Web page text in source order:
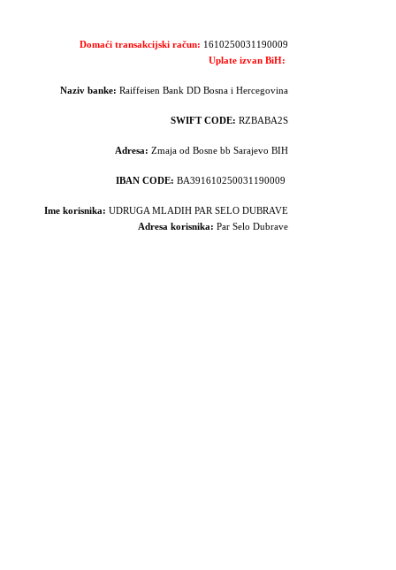
Domaći transakcijski račun: 1610250031190009
Uplate izvan BiH:
Naziv banke: Raiffeisen Bank DD Bosna i Hercegovina
SWIFT CODE: RZBABA2S
Adresa:Zmaja od Bosne bb Sarajevo BIH
IBAN CODE: BA391610250031190009
Ime korisnika: UDRUGA MLADIH PAR SELO DUBRAVE
Adresa korisnika: Par Selo Dubrave